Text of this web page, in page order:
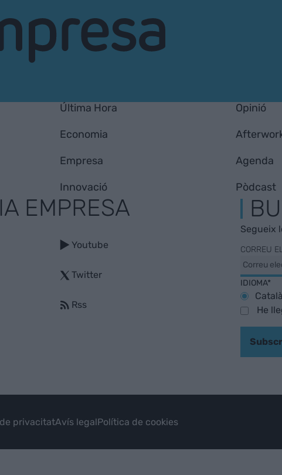
Última Hora
Economia
Empresa
Innovació
Opinió
Agenda
Pòdcast
EMPRESA
Youtube
Twitter
Rss
Segueix
CORREU
IDIOMA*
Català
He
privacitatAvís legalPolítica de cookies